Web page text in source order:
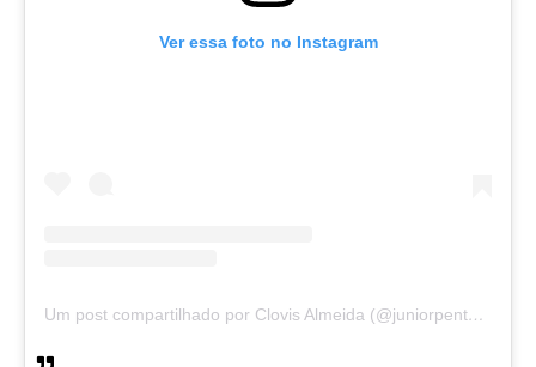
Ver essa foto no Instagram
Um post compartilhado por Clovis Almeida (@juniorpentecoste01)